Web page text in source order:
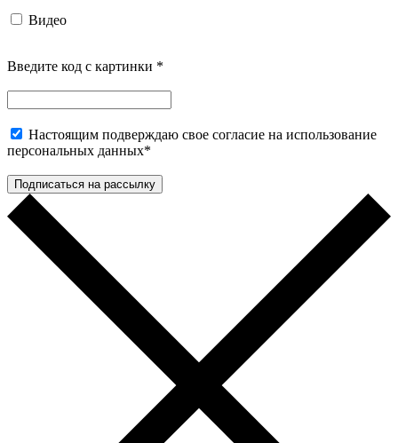
Видео
Введите код с картинки *
Настоящим подверждаю свое согласие на использование
персональных данных*
Подписаться на рассылку